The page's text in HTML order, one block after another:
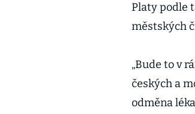
Platy podle
městských
„Bude to v
českých a
odměna